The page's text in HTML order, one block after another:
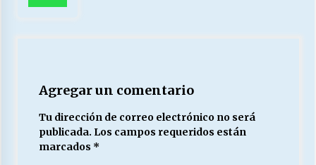
Agregar un comentario
Tu dirección de correo electrónico no será
publicada. Los campos requeridos están
marcados *